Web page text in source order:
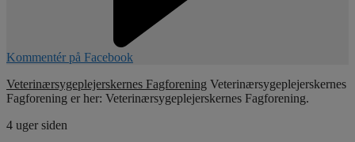
Kommentér på Facebook
Veterinærsygeplejerskernes Fagforening Veterinærsygeplejerskernes
Fagforening er her: Veterinærsygeplejerskernes Fagforening.
4 uger siden